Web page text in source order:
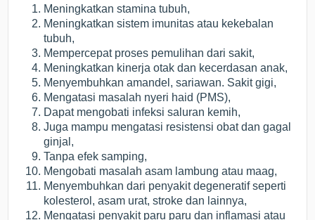
Meningkatkan stamina tubuh,
Meningkatkan sistem imunitas atau kekebalan
tubuh,
Mempercepat proses pemulihan dari sakit,
Meningkatkan kinerja otak dan kecerdasan anak,
Menyembuhkan amandel, sariawan. Sakit gigi,
Mengatasi masalah nyeri haid (PMS),
Dapat mengobati infeksi saluran kemih,
Juga mampu mengatasi resistensi obat dan gagal
ginjal,
Tanpa efek samping,
Mengobati masalah asam lambung atau maag,
Menyembuhkan dari penyakit degeneratif seperti
kolesterol, asam urat, stroke dan lainnya,
Mengatasi penyakit paru paru dan inflamasi atau